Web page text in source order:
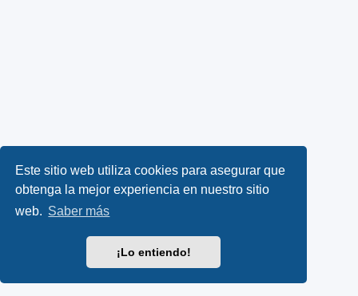
Este sitio web utiliza cookies para asegurar que
obtenga la mejor experiencia en nuestro sitio
web. Saber más
¡Lo entiendo!